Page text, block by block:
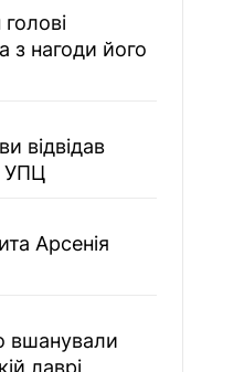
з нагоди його
відвідав
УПЦ
Арсенія
вшанували
лаврі